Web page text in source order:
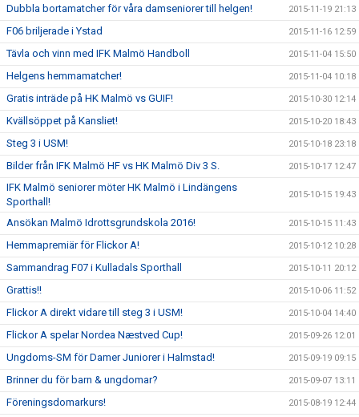
Dubbla bortamatcher för våra damseniorer till helgen! 2015-11-19 21:13
F06 briljerade i Ystad 2015-11-16 12:59
Tävla och vinn med IFK Malmö Handboll 2015-11-04 15:50
Helgens hemmamatcher! 2015-11-04 10:18
Gratis inträde på HK Malmö vs GUIF! 2015-10-30 12:14
Kvällsöppet på Kansliet! 2015-10-20 18:43
Steg 3 i USM! 2015-10-18 23:18
Bilder från IFK Malmö HF vs HK Malmö Div 3 S. 2015-10-17 12:47
IFK Malmö seniorer möter HK Malmö i Lindängens
Sporthall!
2015-10-15 19:43
Ansökan Malmö Idrottsgrundskola 2016! 2015-10-15 11:43
Hemmapremiär för Flickor A! 2015-10-12 10:28
Sammandrag F07 i Kulladals Sporthall 2015-10-11 20:12
Grattis!! 2015-10-06 11:52
Flickor A direkt vidare till steg 3 i USM! 2015-10-04 14:40
Flickor A spelar Nordea Næstved Cup! 2015-09-26 12:01
Ungdoms-SM för Damer Juniorer i Halmstad! 2015-09-19 09:15
Brinner du för barn & ungdomar? 2015-09-07 13:11
Föreningsdomarkurs! 2015-08-19 12:44